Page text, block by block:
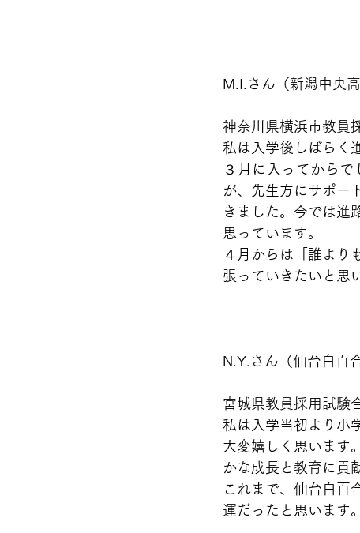
M.I.さん（新潟中央高
神奈川県横浜市教員
私は入学後しばらく
３月に入ってから
が、先生方にサポー
きました。今では進
思っています。
４月からは「誰より
張っていきたいと思
N.Y.さん（仙台白百
宮城県教員採用試験
私は入学当初より小
大変嬉しく思います
かな成長と教育に貢
これまで、仙台白百
運だったと思います